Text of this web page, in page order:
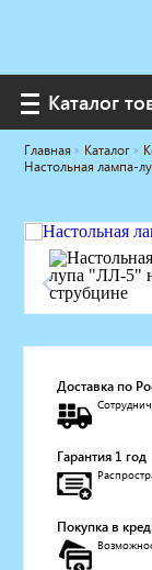
Каталог
Каталог
Услуги
Массажное
Солярии
Главная Каталог
Настольная лампа-
Доставка по
Гарантия 1 год
Покупка в